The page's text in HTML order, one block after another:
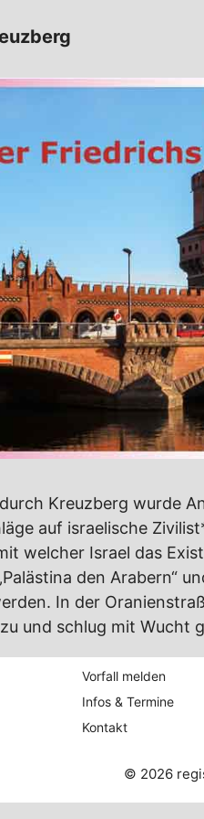
Kreuzberg wurde
auf israelische
welcher Israel das
den Arabern“
In der
und schlug mit Wucht
Vorfall melden
Infos & Termine
Kontakt
© 2026